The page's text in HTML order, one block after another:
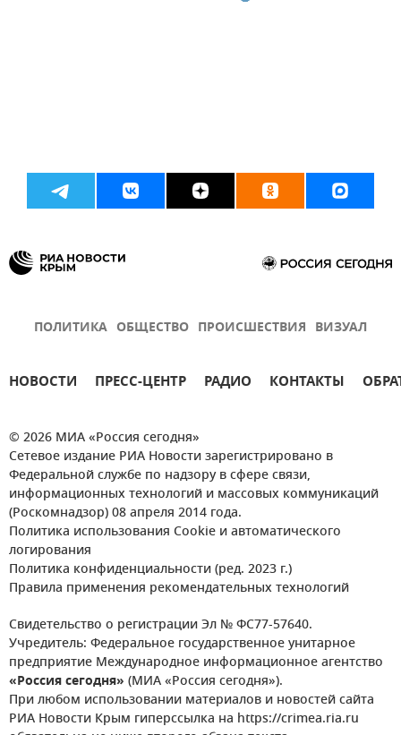
ПОЛИТИКА ОБЩЕСТВО ПРОИСШЕСТВИЯ ВИЗУАЛ
НОВОСТИ ПРЕСС-ЦЕНТР РАДИО КОНТАКТЫ
© 2026 МИА «Россия сегодня»
Сетевое издание РИА Новости зарегистрировано в
Федеральной службе по надзору в сфере связи,
информационных технологий и массовых коммуникаций
(Роскомнадзор) 08 апреля 2014 года.
Политика использования Cookie и автоматического
логирования
Политика конфиденциальности (ред. 2023 г.)
Правила применения рекомендательных технологий
Свидетельство о регистрации Эл № ФС77-57640.
Учредитель: Федеральное государственное унитарное
предприятие Международное информационное агентство
«Россия сегодня» (МИА «Россия сегодня»).
При любом использовании материалов и новостей сайта
РИА Новости Крым гиперссылка на https://crimea.ria.ru